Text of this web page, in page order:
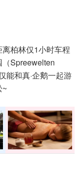
柏林仅1小时车程
Spreewelten
能和真·企鹅一起游